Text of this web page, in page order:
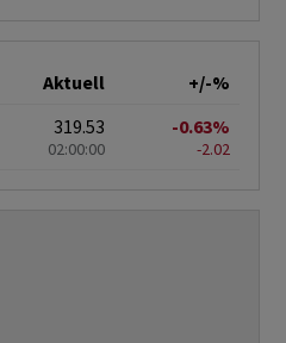
Aktuell
+/-%
319.53
02:00:00
-0.63%
-2.02